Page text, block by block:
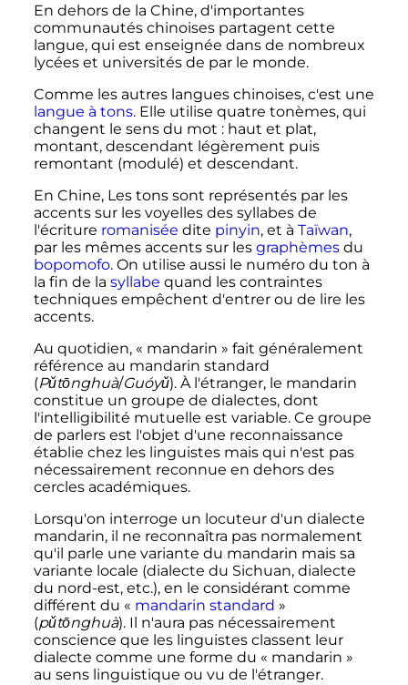
En dehors de la Chine, d'importantes
communautés chinoises partagent cette
langue, qui est enseignée dans de nombreux
lycées et universités de par le monde.
Comme les autres langues chinoises, c'est une
langue à tons. Elle utilise quatre tonèmes, qui
changent le sens du mot : haut et plat,
montant, descendant légèrement puis
remontant (modulé) et descendant.
En Chine, Les tons sont représentés par les
accents sur les voyelles des syllabes de
l'écriture romanisée dite pinyin, et à Taïwan,
par les mêmes accents sur les graphèmesdu
bopomofo. On utilise aussi le numéro du ton à
la fin de la syllabe quand les contraintes
techniques empêchent d'entrer ou de lire les
accents.
Au quotidien, « mandarin » fait généralement
référence au mandarin standard
(Pǔtōnghuà/Guóyǔ). À l'étranger, le mandarin
constitue un groupe de dialectes, dont
l'intelligibilité mutuelle est variable. Ce groupe
de parlers est l'objet d'une reconnaissance
établie chez les linguistes mais qui n'est pas
nécessairement reconnue en dehors des
cercles académiques.
Lorsqu'on interroge un locuteur d'un dialecte
mandarin, il ne reconnaîtra pas normalement
qu'il parle une variante du mandarin mais sa
variante locale (dialecte du Sichuan, dialecte
du nord-est, etc.), en le considérant comme
différent du « mandarin standard »
(pǔtōnghuà). Il n'aura pas nécessairement
conscience que les linguistes classent leur
dialecte comme une forme du « mandarin »
au sens linguistique ou vu de l'étranger.